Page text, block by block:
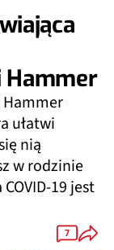
Hammer
ułatwi
nią
w rodzinie
19 jest
7